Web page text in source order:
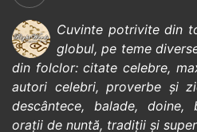
Cuvinte potrivite din
globul, pe teme
din folclor:citate celebre,
autori celebri,proverbe și
descântece, balade, doine,
orații de nuntă, tradiții și